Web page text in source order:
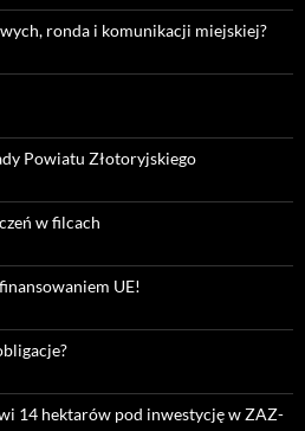
ronda i komunikacji miejskiej?
Powiatu Złotoryjskiego
w filcach
UE!
14 hektarów pod inwestycję w ZAZ-